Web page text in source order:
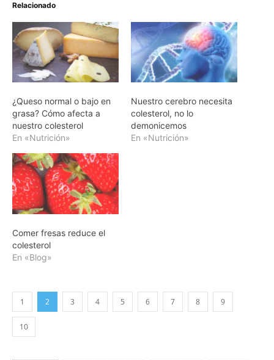
Relacionado
¿Queso normal o bajo en
grasa? Cómo afecta a
nuestro colesterol
En «Nutrición»
Nuestro cerebro necesita
colesterol, no lo
demonicemos
En «Nutrición»
Comer fresas reduce el
colesterol
En «Blog»
1 2 3 4 5 6 7 8 9
10